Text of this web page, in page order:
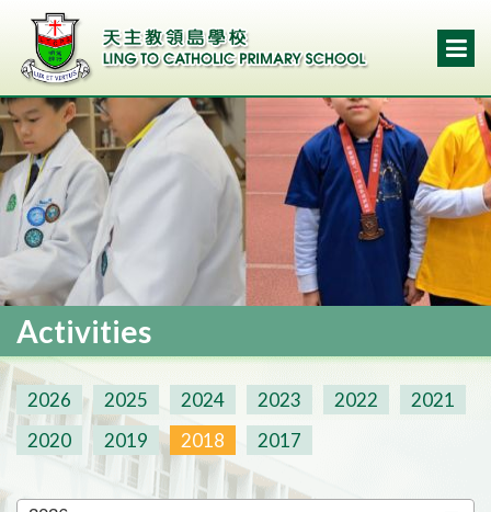
Activities
2026 2025 2024 2023 2022
2021
2020
2019 2018 2017